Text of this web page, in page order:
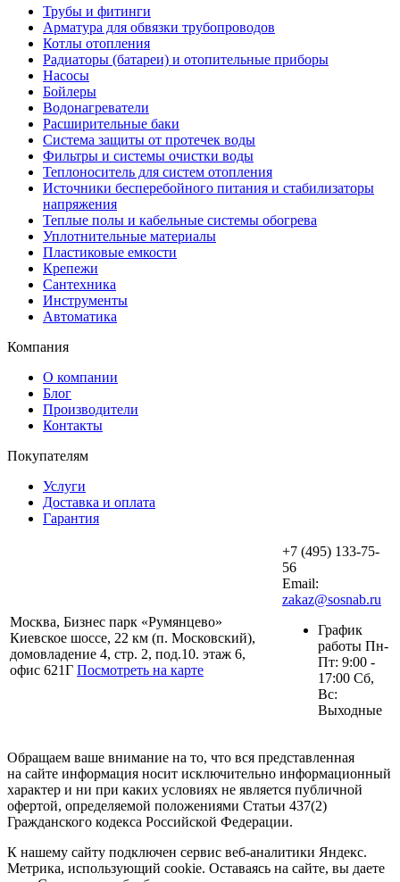
Трубы и фитинги
Арматура для обвязки трубопроводов
Котлы отопления
Радиаторы (батареи) и отопительные приборы
Насосы
Бойлеры
Водонагреватели
Расширительные баки
Система защиты от протечек воды
Фильтры и системы очистки воды
Теплоноситель для систем отопления
Источники бесперебойного питания и стабилизаторы
напряжения
Теплые полы и кабельные системы обогрева
Уплотнительные материалы
Пластиковые емкости
Крепежи
Сантехника
Инструменты
Автоматика
Компания
О компании
Блог
Производители
Контакты
Покупателям
Услуги
Доставка и оплата
Гарантия
Москва, Бизнес парк «Румянцево»
Киевское шоссе, 22 км (п. Московский),
домовладение 4, стр. 2, под.10. этаж 6,
офис 621Г Посмотреть на карте
+7 (495) 133-75-
56
Email:
zakaz@sosnab.ru
График
работы Пн-
Пт: 9:00 -
17:00 Сб,
Вс:
Выходные
Обращаем ваше внимание на то, что вся представленная
на сайте информация носит исключительно информационный
характер и ни при каких условиях не является публичной
офертой, определяемой положениями Статьи 437(2)
Гражданского кодекса Российской Федерации.
К нашему сайту подключен сервис веб-аналитики Яндекс.
Метрика, использующий cookie. Оставаясь на сайте, вы даете